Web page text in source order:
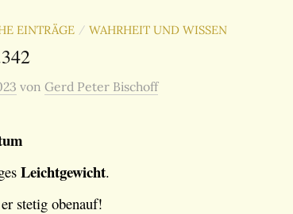
EINTRÄGE / WAHRHEIT UND WISSEN
von Gerd Peter Bischoff
Leichtgewicht.
stetig obenauf!